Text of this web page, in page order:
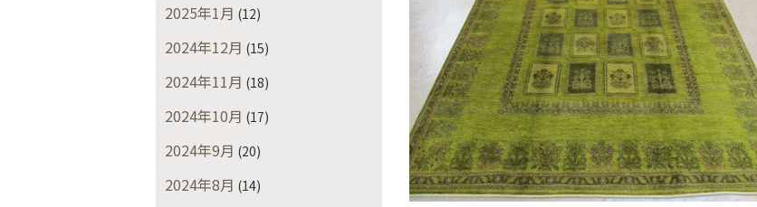
2025年1月 (12)
2024年12月 (15)
2024年11月 (18)
2024年10月 (17)
2024年9月 (20)
2024年8月 (14)